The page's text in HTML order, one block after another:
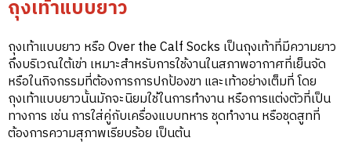
ถุงเท้าแบบยาว
ถุงเท้าแบบยาว หรือ Over the Calf Socks เป็นถุงเท้าที่มีความยาว
ถึงบริเวณใต้เข่า เหมาะสำหรับการใช้งานในสภาพอากาศที่เย็นจัด
หรือในกิจกรรมที่ต้องการการปกป้องขา และเท้าอย่างเต็มที่ โดย
ถุงเท้าแบบยาวนั้นมักจะนิยมใช้ในการทำงาน หรือการแต่งตัวที่เป็น
ทางการ เช่น การใส่คู่กับเครื่องแบบทหาร ชุดทำงาน หรือชุดสูทที่
ต้องการความสุภาพเรียบร้อย เป็นต้น